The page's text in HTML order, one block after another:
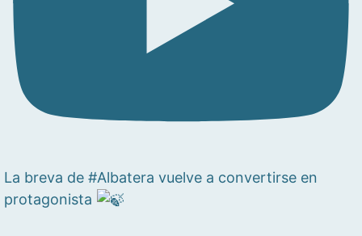
La breva de #Albatera vuelve a convertirse en
protagonista